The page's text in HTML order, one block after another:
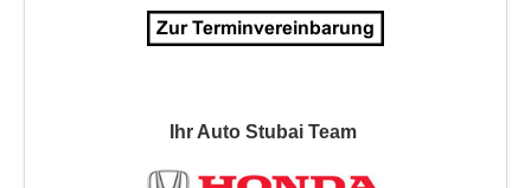
Ihr Auto Stubai Team